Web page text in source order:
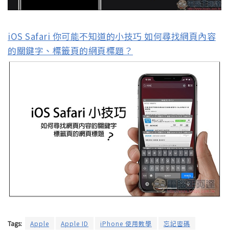
iOS Safari 你可能不知道的小技巧 如何尋找網頁內容
的關鍵字、標籤頁的網頁標題？
Tags: Apple Apple ID iPhone 使用教學 忘記密碼